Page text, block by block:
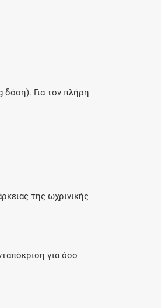
δόση). Για τον πλήρη
της ωχρινικής
για όσο